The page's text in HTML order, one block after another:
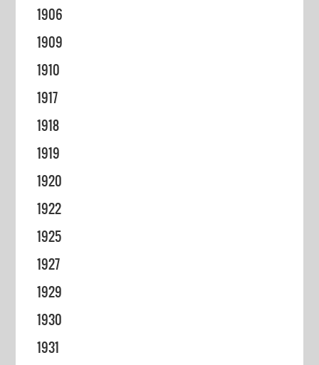
1906
1909
1910
1917
1918
1919
1920
1922
1925
1927
1929
1930
1931